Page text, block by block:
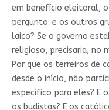
em benefício eleitoral, o
pergunto: e os outros
laico? Se o governo
religioso, precisaria, no
Por que os terreiros de
desde o início, não
específico para eles? E
os budistas? E os